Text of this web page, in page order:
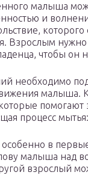
малыша
и
Взрослым
чтобы он
необходимо
малыша.
процесс
в
малыша над
взрослый